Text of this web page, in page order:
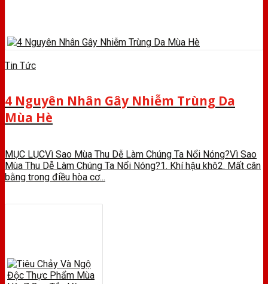
Tin Tức
4 Nguyên Nhân Gây Nhiễm Trùng Da
Mùa Hè
MỤC LỤCVì Sao Mùa Thu Dễ Làm Chúng Ta Nổi Nóng?Vì Sao
Mùa Thu Dễ Làm Chúng Ta Nổi Nóng?1. Khí hậu khô2. Mất cân
bằng trong điều hòa cơ...